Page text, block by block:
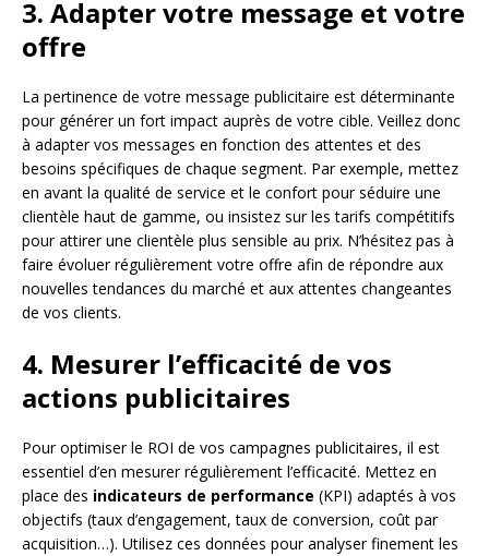
3. Adapter votre message et votre
offre
La pertinence de votre message publicitaire est déterminante
pour générer un fort impact auprès de votre cible. Veillez donc
à adapter vos messages en fonction des attentes et des
besoins spécifiques de chaque segment. Par exemple, mettez
en avant la qualité de service et le confort pour séduire une
clientèle haut de gamme, ou insistez sur les tarifs compétitifs
pour attirer une clientèle plus sensible au prix. N’hésitez pas à
faire évoluer régulièrement votre offre afin de répondre aux
nouvelles tendances du marché et aux attentes changeantes
de vos clients.
4. Mesurer l’efficacité de vos
actions publicitaires
Pour optimiser le ROI de vos campagnes publicitaires, il est
essentiel d’en mesurer régulièrement l’efficacité. Mettez en
place des indicateurs de performance (KPI) adaptés à vos
objectifs (taux d’engagement, taux de conversion, coût par
acquisition…). Utilisez ces données pour analyser finement les